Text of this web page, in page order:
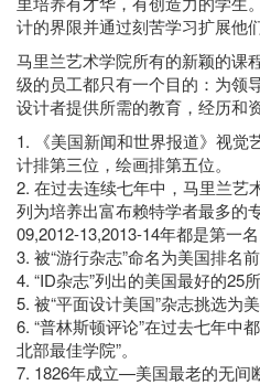
计的界限并通过刻苦学习扩展他
马里兰艺术学院所有的新颖的课
级的员工都只有一个目的：为领
设计者提供所需的教育，经历和资
1. 《美国新闻和世界报道》视觉
计排第三位，绘画排第五位。
2. 在过去连续七年中，马里兰艺
列为培养出富布赖特学者最多的
09,2012-13,2013-14年都是第一名
3. 被“游行杂志”命名为美国排名
4. “ID杂志”列出的美国最好的25
5. 被“平面设计美国”杂志挑选为
6. “普林斯顿评论”在过去七年中
北部最佳学院”。
7. 1826年成立—美国最老的无间